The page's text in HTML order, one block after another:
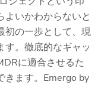
よいかわからないと
初の一歩として、現
す。徹底的なギャッ
に適合させるた
きます。Emergo by